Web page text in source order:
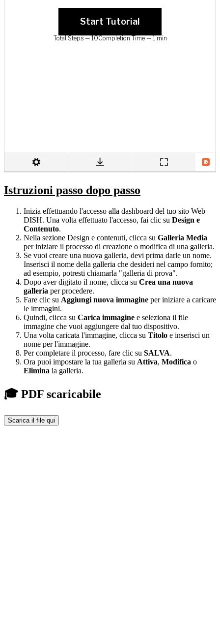
Istruzioni passo dopo passo
Inizia effettuando l'accesso alla dashboard del tuo sito Web
DISH. Una volta effettuato l'accesso, fai clic su Design e
Contenuto.
Nella sezione Design e contenuti, clicca su Galleria Media
per iniziare il processo di creazione o modifica di una galleria.
Se vuoi creare una nuova galleria, devi prima darle un nome.
Inserisci il nome della galleria che desideri nel campo fornito;
ad esempio, potresti chiamarla "galleria di prova".
Dopo aver digitato il nome, clicca su Crea una nuova
galleria per procedere.
Fare clic su Aggiungi nuova immagine per iniziare a caricare
le immagini.
Quindi, clicca su Carica immagine e seleziona il file
immagine che vuoi aggiungere dal tuo dispositivo.
Una volta caricata l'immagine, clicca su Titolo e inserisci un
nome per l'immagine.
Per completare il processo, fare clic su SALVA.
Ora puoi impostare la tua galleria su Attiva, Modifica o
Elimina la galleria.
🎓 PDF scaricabile
Scarica il file qui